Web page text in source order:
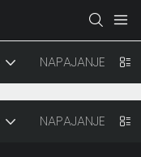
NAPAJANJE
NAPAJANJE